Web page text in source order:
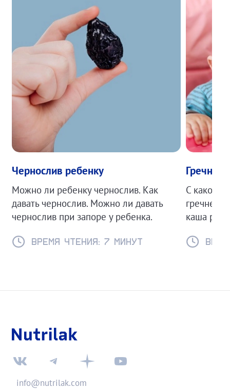
Чернослив ребенку
Можно ли ребенку чернослив. Как
давать чернослив. Можно ли давать
чернослив при запоре у ребенка.
Время чтения: 7 минут
С какого
каша
info@nutrilak.com